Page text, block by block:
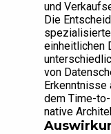
und
Die
einheitlichen
von
dem Time-
native